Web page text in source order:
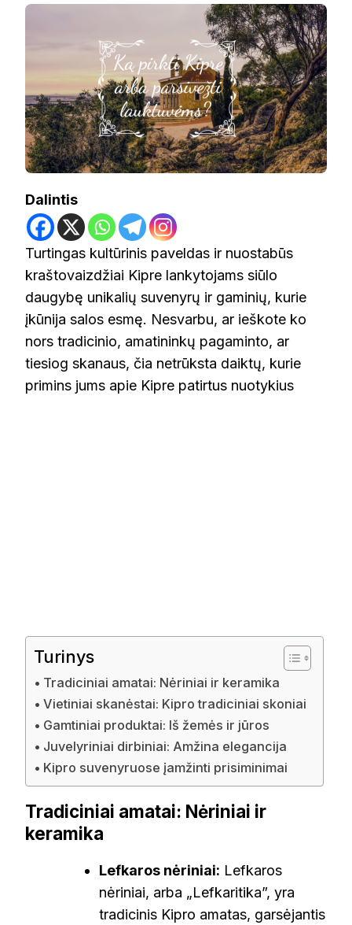
KIPRE
ARBA
PARSIVEŽTI
LAUKTUVĖMS?
Dalintis
Turtingas kultūrinis paveldas ir nuostabūs
kraštovaizdžiai Kipre lankytojams siūlo
daugybę unikalių suvenyrų ir gaminių, kurie
įkūnija salos esmę. Nesvarbu, ar ieškote ko
nors tradicinio, amatininkų pagaminto, ar
tiesiog skanaus, čia netrūksta daiktų, kurie
primins jums apie Kipre patirtus nuotykius
Turinys
Tradiciniai amatai: Nėriniai ir keramika
Vietiniai skanėstai: Kipro tradiciniai skoniai
Gamtiniai produktai: Iš žemės ir jūros
Juvelyriniai dirbiniai: Amžina elegancija
Kipro suvenyruose įamžinti prisiminimai
Tradiciniai amatai: Nėriniai ir
keramika
Lefkaros nėriniai: Lefkaros
nėriniai, arba „Lefkaritika”, yra
tradicinis Kipro amatas, garsėjantis